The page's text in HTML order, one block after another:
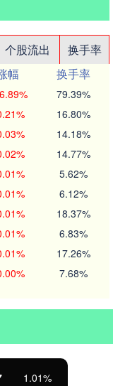
个股流出
换手率
幅
换手率
79.39%
16.80%
14.18%
14.77%
5.62%
6.12%
18.37%
6.83%
17.26%
7.68%
1.01%